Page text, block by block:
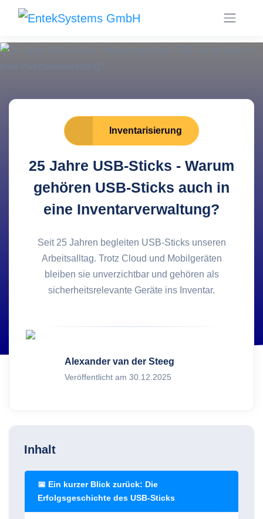
Inventarisierung
25 Jahre USB-Sticks - Warum
gehören USB-Sticks auch in
eine Inventarverwaltung?
Seit 25 Jahren begleiten USB-Sticks unseren
Arbeitsalltag. Trotz Cloud und Mobilgeräten
bleiben sie unverzichtbar und gehören als
sicherheitsrelevante Geräte ins Inventar.
Alexander van der Steeg
Veröffentlicht am 30.12.2025
Inhalt
📅 Ein kurzer Blick zurück: Die
Erfolgsgeschichte des USB-Sticks